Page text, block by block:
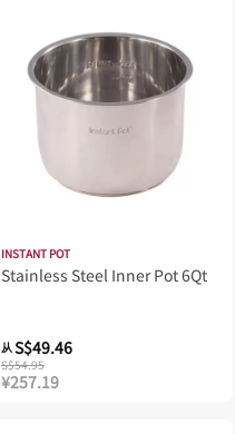
INSTANT POT
Stainless Steel Inner Pot 6Qt
从S$49.46
S$54.95
¥257.19